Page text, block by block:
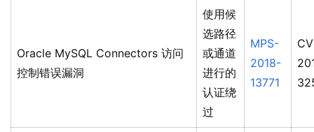
Oracle MySQL Connectors 访问
控制错误漏洞
使用候
选路径
或通道
进行的
认证绕
过
MPS-
2018-
13771